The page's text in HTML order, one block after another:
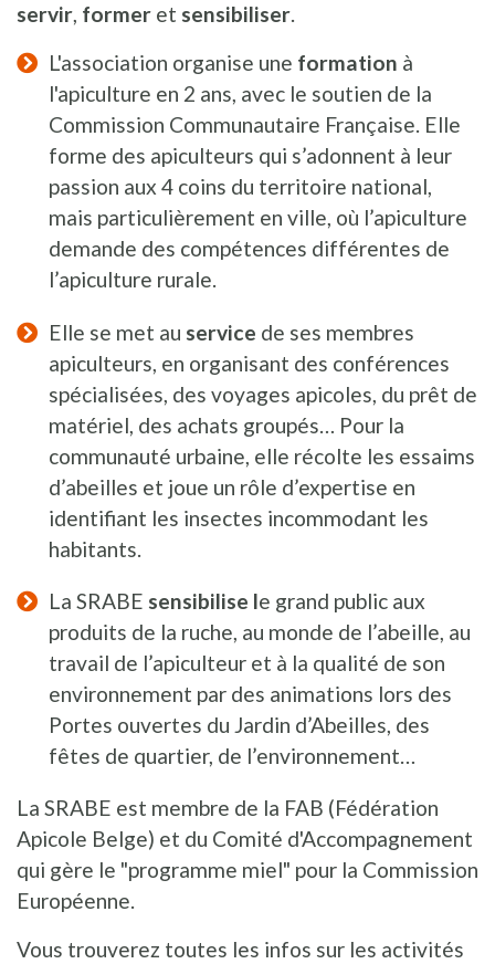
servir, former et sensibiliser.
L'association organise une formation à
l'apiculture en 2 ans, avec le soutien de la
Commission Communautaire Française. Elle
forme des apiculteurs qui s’adonnent à leur
passion aux 4 coins du territoire national,
mais particulièrement en ville, où l’apiculture
demande des compétences différentes de
l’apiculture rurale.
Elle se met au service de ses membres
apiculteurs, en organisant des conférences
spécialisées, des voyages apicoles, du prêt de
matériel, des achats groupés… Pour la
communauté urbaine, elle récolte les essaims
d’abeilles et joue un rôle d’expertise en
identifiant les insectes incommodant les
habitants.
La SRABE sensibilise le grand public aux
produits de la ruche, au monde de l’abeille, au
travail de l’apiculteur et à la qualité de son
environnement par des animations lors des
Portes ouvertes du Jardin d’Abeilles, des
fêtes de quartier, de l’environnement…
La SRABE est membre de la FAB (Fédération
Apicole Belge) et du Comité d'Accompagnement
qui gère le "programme miel" pour la Commission
Européenne.
Vous trouverez toutes les infos sur les activités